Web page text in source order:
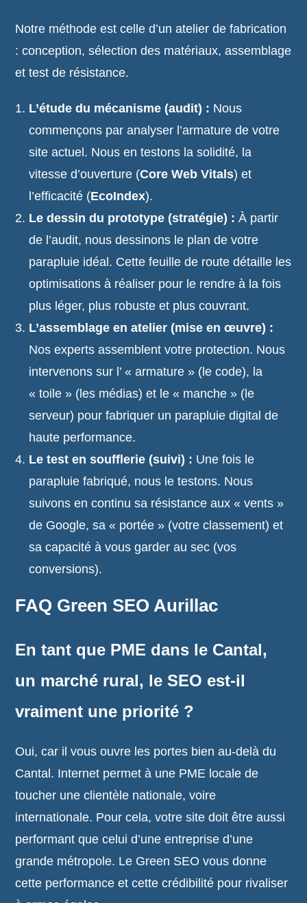
Notre méthode est celle d’un atelier de fabrication
: conception, sélection des matériaux, assemblage
et test de résistance.
L’étude du mécanisme (audit) : Nous
commençons par analyser l’armature de votre
site actuel. Nous en testons la solidité, la
vitesse d’ouverture (Core Web Vitals) et
l’efficacité (EcoIndex).
Le dessin du prototype (stratégie) : À partir
de l’audit, nous dessinons le plan de votre
parapluie idéal. Cette feuille de route détaille les
optimisations à réaliser pour le rendre à la fois
plus léger, plus robuste et plus couvrant.
L’assemblage en atelier (mise en œuvre) :
Nos experts assemblent votre protection. Nous
intervenons sur l’ « armature » (le code), la
« toile » (les médias) et le « manche » (le
serveur) pour fabriquer un parapluie digital de
haute performance.
Le test en soufflerie (suivi) : Une fois le
parapluie fabriqué, nous le testons. Nous
suivons en continu sa résistance aux « vents »
de Google, sa « portée » (votre classement) et
sa capacité à vous garder au sec (vos
conversions).
FAQ Green SEO Aurillac
En tant que PME dans le Cantal,
un marché rural, le SEO est-il
vraiment une priorité ?
Oui, car il vous ouvre les portes bien au-delà du
Cantal. Internet permet à une PME locale de
toucher une clientèle nationale, voire
internationale. Pour cela, votre site doit être aussi
performant que celui d’une entreprise d’une
grande métropole. Le Green SEO vous donne
cette performance et cette crédibilité pour rivaliser